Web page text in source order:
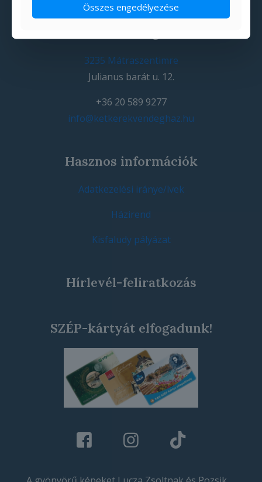
3235 Mátraszentimre
Julianus barát u. 12.
+36 20 589 9277
info@ketkerekvendeghaz.hu
Hasznos információk
Adatkezelési iránye/lvek
Házirend
Kisfaludy pályázat
Hírlevél-feliratkozás
SZÉP-kártyát elfogadunk!
Összes engedélyezése